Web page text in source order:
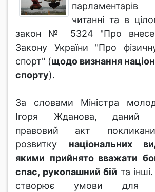
читанні та в
закон № 5324 "Про
Закону України "Про
спорт" (щодо визнання
спорту).
За словами Міністра
Ігоря Жданова, даний
правовий акт
розвитку національних
якими прийнято вважати
спас, рукопашний бій та
створює умови для